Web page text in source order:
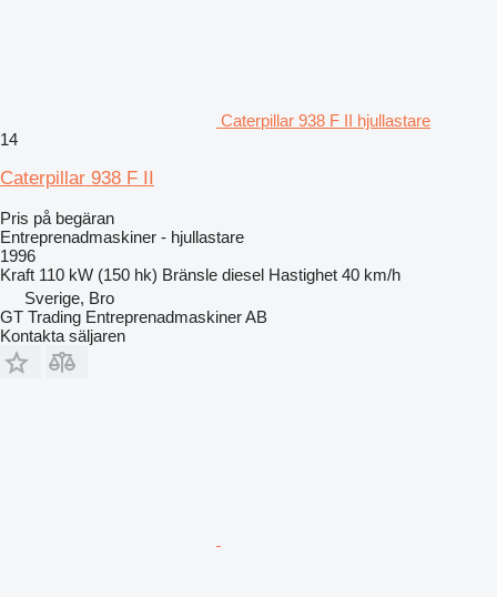
Caterpillar 938 F II hjullastare
14
Caterpillar 938 F II
Pris på begäran
Entreprenadmaskiner - hjullastare
1996
Kraft 110 kW (150 hk) Bränsle diesel Hastighet 40 km/h
Sverige, Bro
GT Trading Entreprenadmaskiner AB
Kontakta säljaren